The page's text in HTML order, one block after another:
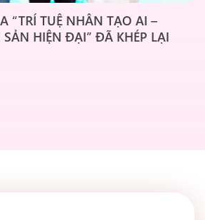
“TRÍ TUỆ NHÂN TẠO AI –
HIỆN ĐẠI” ĐÃ KHÉP LẠI